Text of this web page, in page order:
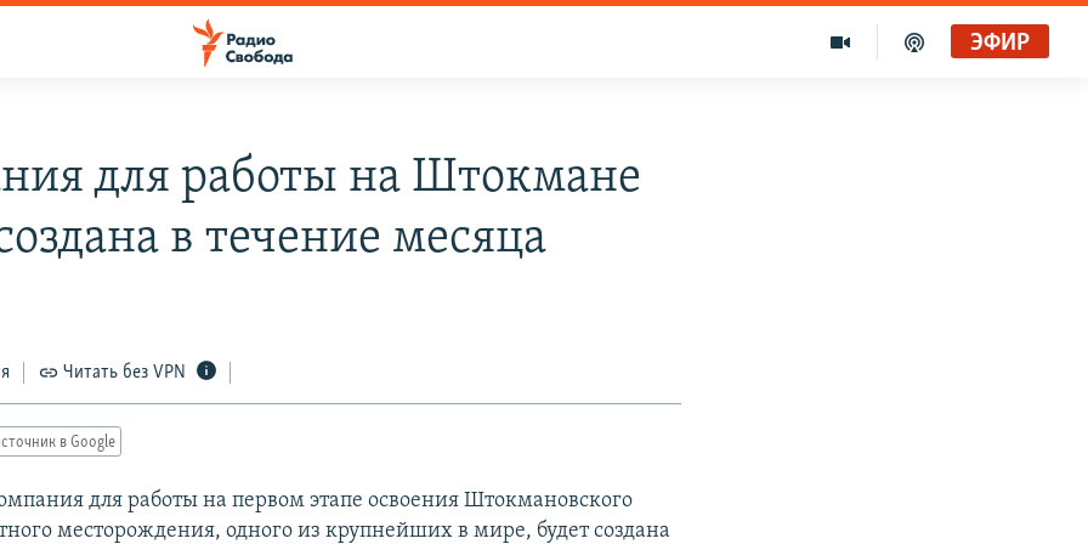
ЭФИР
для работы на Штокмане
в течение месяца
Читать без VPN
в Google
для работы на первом этапе освоения Штокмановского
месторождения, одного из крупнейших в мире, будет создана